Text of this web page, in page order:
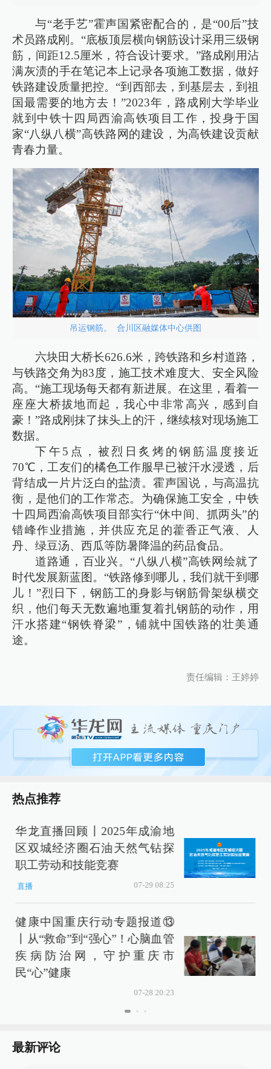
与“老手艺”霍声国紧密配合的，是“00后”技
术员路成刚。“底板顶层横向钢筋设计采用三级钢
筋，间距12.5厘米，符合设计要求。”路成刚用沾
满灰渍的手在笔记本上记录各项施工数据，做好
铁路建设质量把控。“到西部去，到基层去，到祖
国最需要的地方去！”2023年，路成刚大学毕业
就到中铁十四局西渝高铁项目工作，投身于国
家“八纵八横”高铁路网的建设，为高铁建设贡献
青春力量。
吊运钢筋。 合川区融媒体中心供图
六块田大桥长626.6米，跨铁路和乡村道路，
与铁路交角为83度，施工技术难度大、安全风险
高。“施工现场每天都有新进展。在这里，看着一
座座大桥拔地而起，我心中非常高兴，感到自
豪！”路成刚抹了抹头上的汗，继续核对现场施工
数据。
下午5点，被烈日炙烤的钢筋温度接近
70℃，工友们的橘色工作服早已被汗水浸透，后
背结成一片片泛白的盐渍。霍声国说，与高温抗
衡，是他们的工作常态。为确保施工安全，中铁
十四局西渝高铁项目部实行“休中间、抓两头”的
错峰作业措施，并供应充足的藿香正气液、人
丹、绿豆汤、西瓜等防暑降温的药品食品。
道路通，百业兴。“八纵八横”高铁网绘就了
时代发展新蓝图。“铁路修到哪儿，我们就干到哪
儿！”烈日下，钢筋工的身影与钢筋骨架纵横交
织，他们每天无数遍地重复着扎钢筋的动作，用
汗水搭建“钢铁脊梁”，铺就中国铁路的壮美通
途。
责任编辑：王婷婷
热点推荐
华龙直播回顾丨2025年成渝地
区双城经济圈石油天然气钻探
职工劳动和技能竞赛
直播 07-29 08:25
健康中国重庆行动专题报道⑬
丨从“救命”到“强心”！心脑血管
疾病防治网，守护重庆市
民“心”健康
07-28 20:23
最新评论